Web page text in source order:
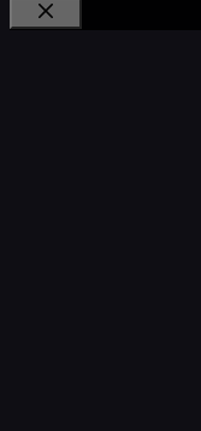
Schließen